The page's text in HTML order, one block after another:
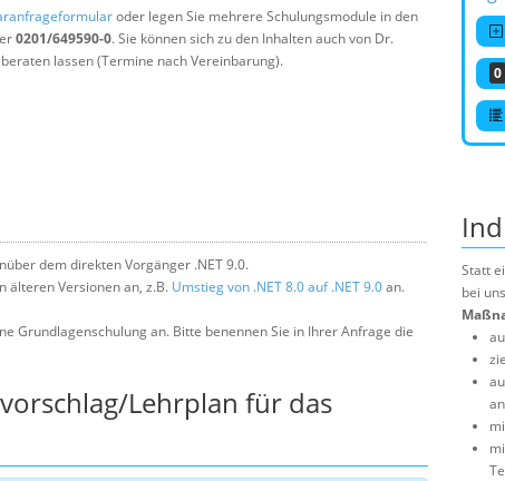
oder legen Sie mehrere Schulungsmodule in den
0201/649590-0. Sie können sich zu den Inhalten auch von Dr.
lassen (Termine nach Vereinbarung).
0
dem direkten Vorgänger .NET 9.0.
älteren Versionen an, z.B. Umstieg von .NET 8.0 auf .NET 9.0an.
Grundlagenschulung an. Bitte benennen Sie in Ihrer Anfrage die
Lehrplan für das
Statt
bei